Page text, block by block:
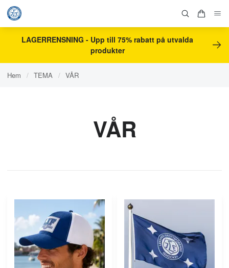
LAGERRENSNING - Upp till 75% rabatt på utvalda
produkter
Hem / TEMA / VÅR
VÅR